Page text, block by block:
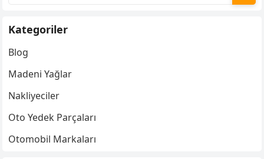
Kategoriler
Blog
Madeni Yağlar
Nakliyeciler
Oto Yedek Parçaları
Otomobil Markaları